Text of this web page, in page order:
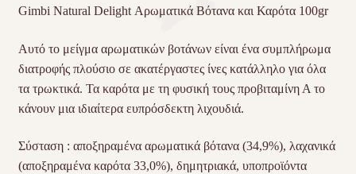
Gimbi Natural Delight Αρωματικά Βότανα και Καρότα 100gr
Αυτό το μείγμα αρωματικών βοτάνων είναι ένα συμπλήρωμα
διατροφής πλούσιο σε ακατέργαστες ίνες κατάλληλο για όλα
τα τρωκτικά. Τα καρότα με τη φυσική τους προβιταμίνη Α το
κάνουν μια ιδιαίτερα ευπρόσδεκτη λιχουδιά.
Σύσταση : αποξηραμένα αρωματικά βότανα (34,9%), λαχανικά
(αποξηραμένα καρότα 33,0%), δημητριακά, υποπροϊόντα